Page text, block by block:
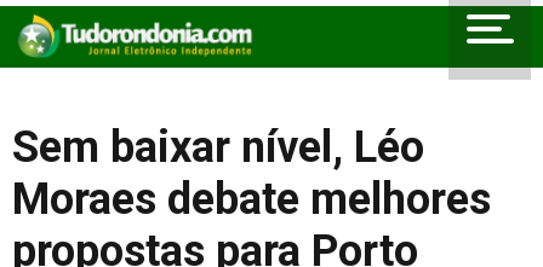
Sem baixar nível, Léo
Moraes debate melhores
propostas para Porto